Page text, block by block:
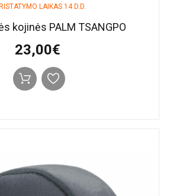
LAIKAS 14 D.D.
kojinės PALM TSANGPO
23,00€